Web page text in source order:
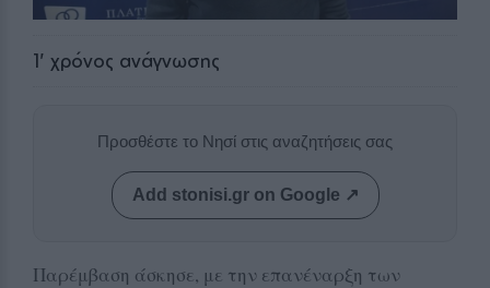
1' χρόνος ανάγνωσης
Προσθέστε το Νησί στις αναζητήσεις σας
Add stonisi.gr on Google ↗
Παρέμβαση άσκησε, με την επανέναρξη των